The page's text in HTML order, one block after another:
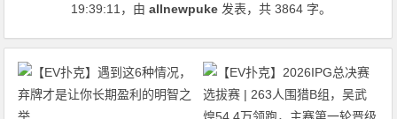
19:39:11 ，由allnewpuke 发表，共 3864 字。